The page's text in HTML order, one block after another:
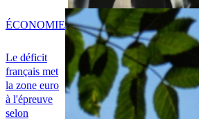
Le déficit
français met
la zone euro
à l'épreuve
selon
ÉCONOMIE